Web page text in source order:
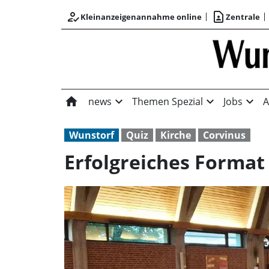
how_to_regKleinanzeigenannahme online contact_page Zentrale
home news expand_more Themen Spezial expand_more Jobs expand_more
Wunstorf Quiz Kirche Corvinus
Erfolgreiches Format